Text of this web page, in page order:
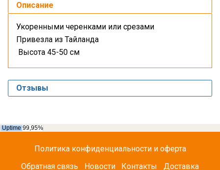
Описание
Укоренными черенками или срезами
Привезла из Тайланда
Высота 45-50 см
Отзывы
Политика конфиденциальности и оферта
Обратная связь
Новости Контакты Доставка